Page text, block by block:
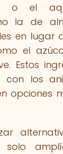
o el
la de
en lugar
el
Estos
con los
opciones
solo